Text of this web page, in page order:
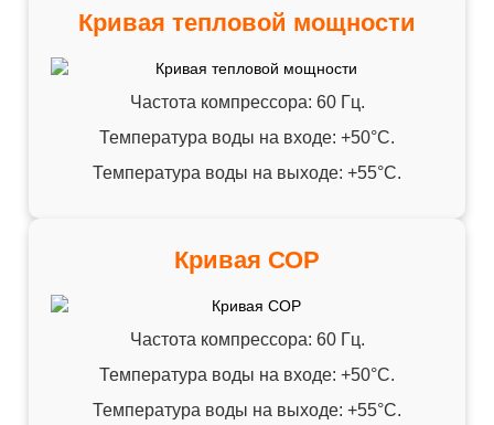
Кривая тепловой мощности
Частота компрессора: 60 Гц.
Температура воды на входе: +50°C.
Температура воды на выходе: +55°C.
Кривая СОР
Частота компрессора: 60 Гц.
Температура воды на входе: +50°C.
Температура воды на выходе: +55°C.